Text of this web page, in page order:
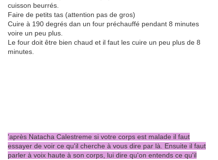
cuisson beurrés.
Faire de petits tas (attention pas de gros)
Cuire à 190 degrés dan un four préchauffé pendant 8 minutes
voire un peu plus.
Le four doit être bien chaud et il faut les cuire un peu plus de 8
minutes.
'après Natacha Calestreme si votre corps est malade il faut
essayer de voir ce qu'il cherche à vous dire par là. Ensuite il faut
parler à voix haute à son corps, lui dire qu'on entends ce qu'il